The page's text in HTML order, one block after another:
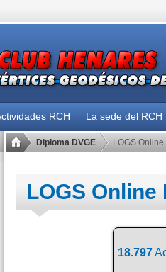
RCH La sede del RCH
Diploma DVGE LOGS Online
LOGS Online
18.797